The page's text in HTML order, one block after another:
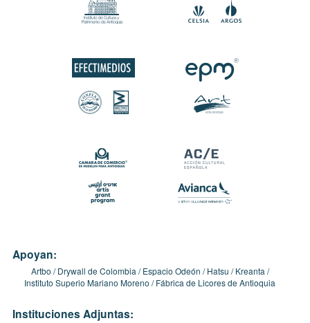
Apoyan:
Artbo Drywall de Colombia Espacio Odeón Hatsu
Kreanta
Instituto Superio Mariano Moreno
Fábrica de Licores de Antioquia
Instituciones Adjuntas: